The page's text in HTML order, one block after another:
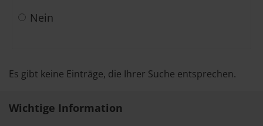
Nein
Es gibt keine Einträge, die Ihrer Suche entsprechen.
Wichtige Information
News
Standorte